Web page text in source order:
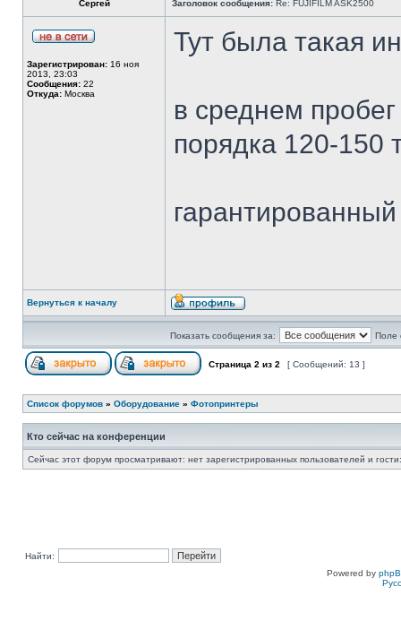
Сергей Заголовок сообщения: Re: FUJIFILM ASK2500
Зарегистрирован: 16 ноя
2013, 23:03
Сообщения: 22
Откуда: Москва
Тут была такая
в среднем
порядка 120-150
Вернуться к началу
Показать сообщения за: Поле
Страница 2 из 2 [ Сообщений: 13 ]
Список форумов » Оборудование » Фотопринтеры
Кто сейчас на конференции
Сейчас этот форум просматривают: нет зарегистрированных пользователей и
Найти:
Powered by